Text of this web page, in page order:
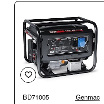
BD71005 Genmac